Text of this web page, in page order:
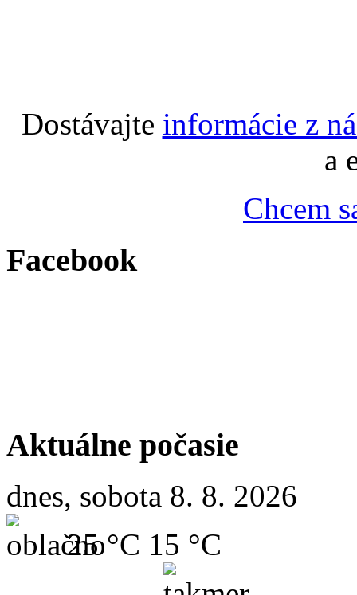
Dostávajte informácie z
a
Chcem
Facebook
Aktuálne počasie
dnes, sobota 8. 8. 2026
25 °C 15 °C